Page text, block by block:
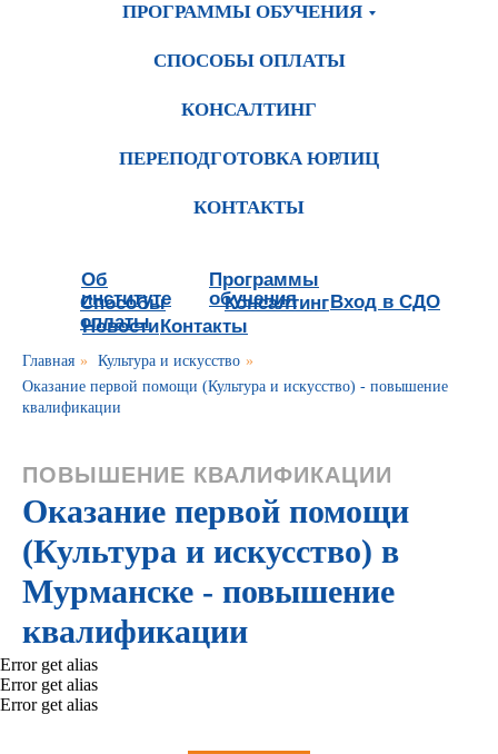
ПРОГРАММЫ ОБУЧЕНИЯ
СПОСОБЫ ОПЛАТЫ
КОНСАЛТИНГ
ПЕРЕПОДГОТОВКА ЮРЛИЦ
КОНТАКТЫ
Об
институте
Программы
обучения
Способы
оплаты
Консалтинг
Новости
Вход в СДО
Контакты
Главная » Культура и искусство »
Оказание первой помощи (Культура и искусство) - повышение
квалификации
ПОВЫШЕНИЕ КВАЛИФИКАЦИИ
Оказание первой помощи
(Культура и искусство) в
Мурманске - повышение
квалификации
Error get alias
Error get alias
Error get alias